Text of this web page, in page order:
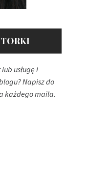
usługę i
Napisz do
każdego maila.